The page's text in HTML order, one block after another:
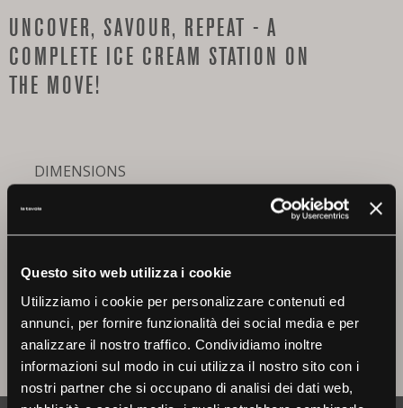
Questo sito web utilizza i cookie
Utilizziamo i cookie per personalizzare contenuti ed
annunci, per fornire funzionalità dei social media e per
analizzare il nostro traffico. Condividiamo inoltre
informazioni sul modo in cui utilizza il nostro sito con i
nostri partner che si occupano di analisi dei dati web,
UNCOVER, SAVOUR, REPEAT - A
COMPLETE ICE CREAM STATION ON
THE MOVE!
DIMENSIONS
L 145 W 80 H 120 cm
8 Ice cream carapine Ø 20 H 25 cm - capacity 7,3
Power: 350 W (UK plug)
Stainless steel satin finish structure
HPL panels available in different colours
4 Heavy duty wheels 2 with brakes